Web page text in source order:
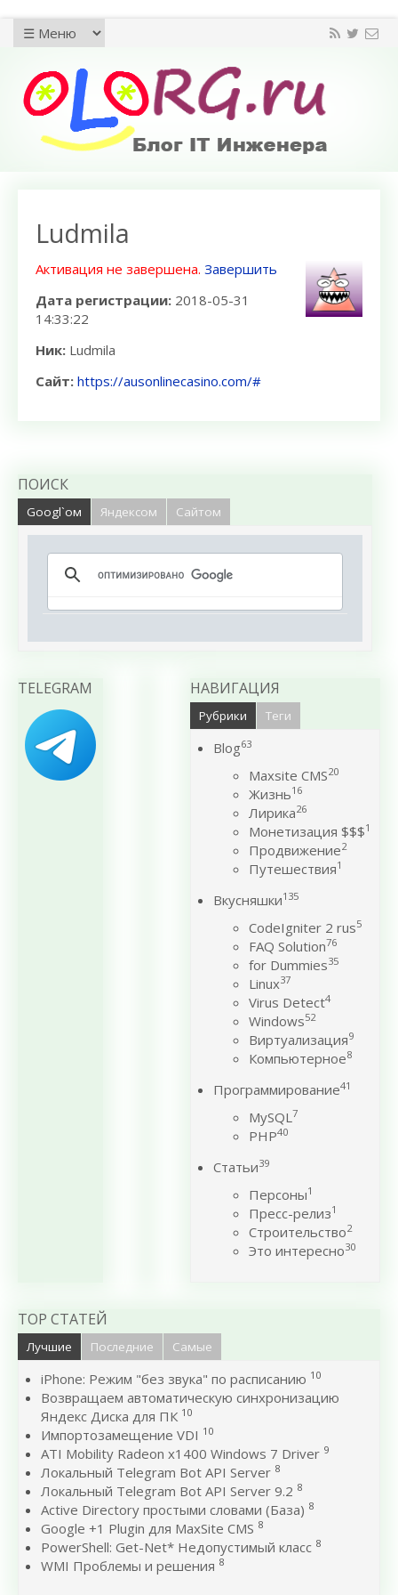
Ludmila
Активация не завершена. Завершить
Дата регистрации: 2018-05-31
14:33:22
Ник: Ludmila
Сайт: https://ausonlinecasino.com/#
ПОИСК
Googl`ом Яндексом Сайтом
TELEGRAM НАВИГАЦИЯ
Рубрики Теги
Blog63
Maxsite CMS20
Жизнь16
Лирика26
Монетизация $$$1
Продвижение2
Путешествия1
Вкусняшки135
CodeIgniter 2 rus5
FAQ Solution76
for Dummies35
Linux37
Virus Detect4
Windows52
Виртуализация9
Компьютерное8
Программирование41
MySQL7
PHP40
Статьи39
Персоны1
Пресс-релиз1
Строительство2
Это интересно30
TOP СТАТЕЙ
Лучшие Последние Самые
iPhone: Режим "без звука" по расписанию 10
Возвращаем автоматическую синхронизацию
Яндекс Диска для ПК 10
Импортозамещение VDI 10
ATI Mobility Radeon x1400 Windows 7 Driver 9
Локальный Telegram Bot API Server 8
Локальный Telegram Bot API Server 9.2 8
Active Directory простыми словами (База) 8
Google +1 Plugin для MaxSite CMS 8
PowerShell: Get-Net* Недопустимый класс 8
WMI Проблемы и решения 8